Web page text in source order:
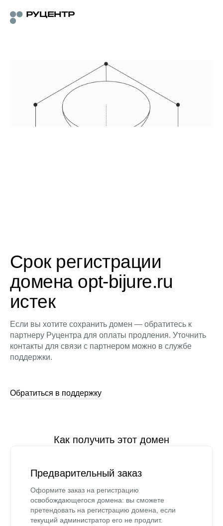
Срок регистрации
домена opt-bijure.ru
истек
Если вы хотите сохранить домен — обратитесь к
партнеру Руцентра для оплаты продления. Уточнить
контакты для связи с партнером можно в службе
поддержки.
Обратиться в поддержку
Как получить этот домен
Предварительный заказ
Оформите заказ на регистрацию
освобождающегося домена: вы сможете
претендовать на регистрацию домена, если
текущий администратор его не продлит.